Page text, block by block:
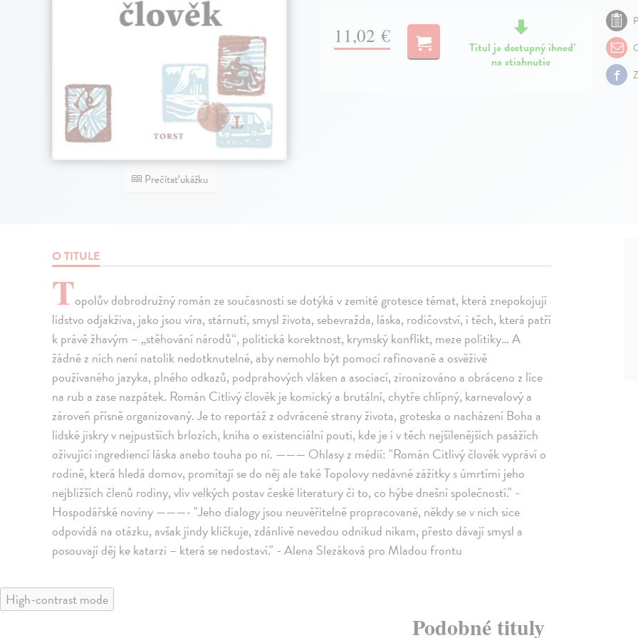
Prečítať ukážku
11,02 €
Titul je dostupný ihneď
na stiahnutie
O TITULE
Topolův dobrodružný román ze současnosti se dotýká v zemité grotesce témat, která znepokojují
lidstvo odjakživa, jako jsou víra, stárnutí, smysl života, sebevražda, láska, rodičovství, i těch, která patří
k právě žhavým – „stěhování národů“, politická korektnost, krymský konflikt, meze politiky… A
žádné z nich není natolik nedotknutelné, aby nemohlo být pomocí rafinovaně a osvěživě
používaného jazyka, plného odkazů, podprahových vláken a asociací, zironizováno a obráceno z líce
na rub a zase nazpátek. Román Citlivý člověk je komický a brutální, chytře chlípný, karnevalový a
zároveň přísně organizovaný. Je to reportáž z odvrácené strany života, groteska o nacházení Boha a
lidské jiskry v nejpustších brlozích, kniha o existenciální pouti, kde je i v těch nejšílenějších pasážích
oživující ingrediencí láska anebo touha po ní. ——— Ohlasy z médií: "Román Citlivý člověk vypráví o
rodině, která hledá domov, promítají se do něj ale také Topolovy nedávné zážitky s úmrtími jeho
nejbližších členů rodiny, vliv velkých postav české literatury či to, co hýbe dnešní společností." -
Hospodářské noviny ———- "Jeho dialogy jsou neuvěřitelně propracované, někdy se v nich sice
odpovídá na otázku, avšak jindy kličkuje, zdánlivě nevedou odnikud nikam, přesto dávají smysl a
posouvají děj ke katarzi – která se nedostaví." - Alena Slezáková pro Mladou frontu
High-contrast mode
Podobné tituly